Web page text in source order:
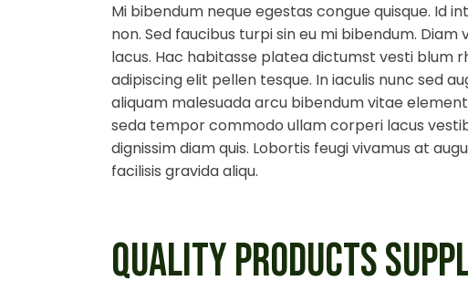
Mi bibendum neque egestas congue quisque. Id
non. Sed faucibus turpi sin eu mi bibendum.
lacus. Hac habitasse platea dictumst vesti blum
adipiscing elit pellen tesque. In iaculis nunc sed
aliquam malesuada arcu bibendum vitae
seda tempor commodo ullam corperi lacus
dignissim diam quis. Lobortis feugi vivamus at
facilisis gravida aliqu.
QUALITY PRODUCTS